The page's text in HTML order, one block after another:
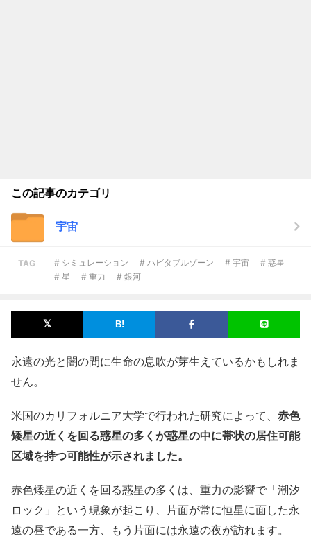
この記事のカテゴリ
宇宙
TAG # シミュレーション # ハビタブルゾーン # 宇宙
# 惑星
# 星
# 重力 # 銀河
永遠の光と闇の間に生命の息吹が芽生えているかもしれま
せん。
米国のカリフォルニア大学で行われた研究によって、 赤色
矮星の近くを回る惑星の多くが惑星の中に帯状の居住可能
区域を持つ可能性が示されました。
赤色矮星の近くを回る惑星の多くは、重力の影響で「潮汐
ロック」という現象が起こり、片面が常に恒星に面した永
遠の昼である一方、もう片面には永遠の夜が訪れます。